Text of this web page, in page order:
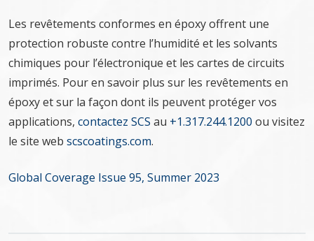
Les revêtements conformes en époxy offrent une
protection robuste contre l’humidité et les solvants
chimiques pour l’électronique et les cartes de circuits
imprimés. Pour en savoir plus sur les revêtements en
époxy et sur la façon dont ils peuvent protéger vos
applications, contactez SCS au +1.317.244.1200 ou visitez
le site web scscoatings.com.
Global Coverage Issue 95, Summer 2023